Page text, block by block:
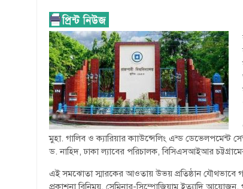
মুহা. গালিব ও ক্যারিয়ার কাাউন্সেলিং এন্ড ডেভেলপমেন্ট
ড. নাহিদ, ঢাকা ল্যাবের পরিচালক, বিসিএসআইআর
এই সমঝোতা স্মারকের আওতায় উভয় প্রতিষ্ঠান যৌথভাবে
প্রকাশনা বিনিময়, সেমিনার-সিম্পোজিয়াম ইত্যাদি আয়োজন,